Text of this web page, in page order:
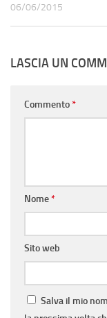
06/06/2015
LASCIA UN
Commento*
Nome*
Sito web
Salva il mio